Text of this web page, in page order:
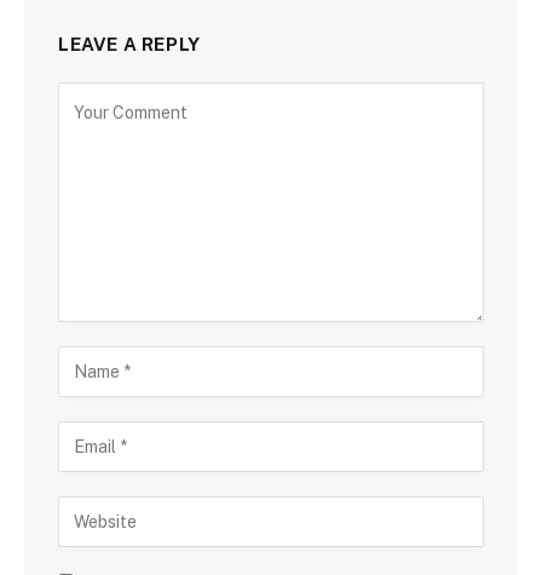
LEAVE A REPLY